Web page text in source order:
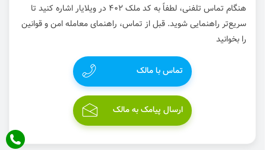
هنگام تماس تلفنی، لطفاً به کد ملک 402 در ویلایار اشاره کنید تا
سریع‌تر راهنمایی شوید. قبل از تماس، راهنمای معامله امن و قوانین
را بخوانید
تماس با مالک
ارسال پیامک به مالک